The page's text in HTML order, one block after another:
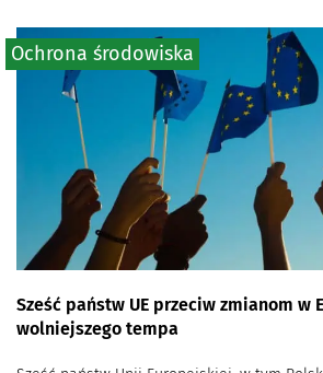
Sześć państw UE przeciw zmianom w
wolniejszego tempa
Ochrona środowiska